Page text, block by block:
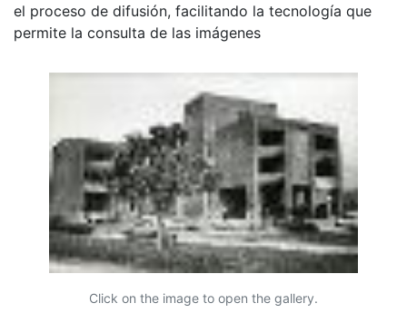
el proceso de difusión, facilitando la tecnología que
permite la consulta de las imágenes
Click on the image to open the gallery.